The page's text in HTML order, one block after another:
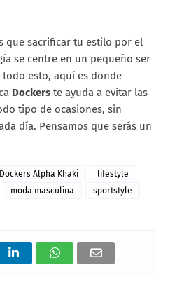
que sacrificar tu estilo por el
se centre en un pequeño ser
esto, aquí es donde
Dockers te ayuda a evitar las
tipo de ocasiones, sin
día. Pensamos que serás un
Dockers Alpha Khaki
lifestyle
moda masculina
sportstyle